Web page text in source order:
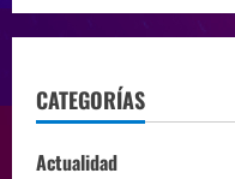
CATEGORÍAS
Actualidad